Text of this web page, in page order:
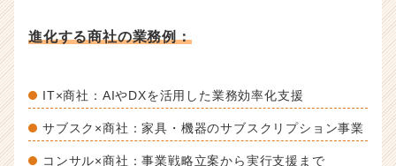
進化する商社の業務例：
IT×商社：AIやDXを活用した業務効率化支援
サブスク×商社：家具・機器のサブスクリプション事業
コンサル×商社：事業戦略立案から実行支援まで